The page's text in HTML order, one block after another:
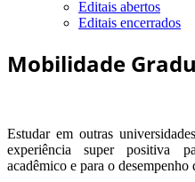
Editais abertos
Editais encerrados
Mobilidade
Estudar em outras
experiência super positiva
acadêmico e para o